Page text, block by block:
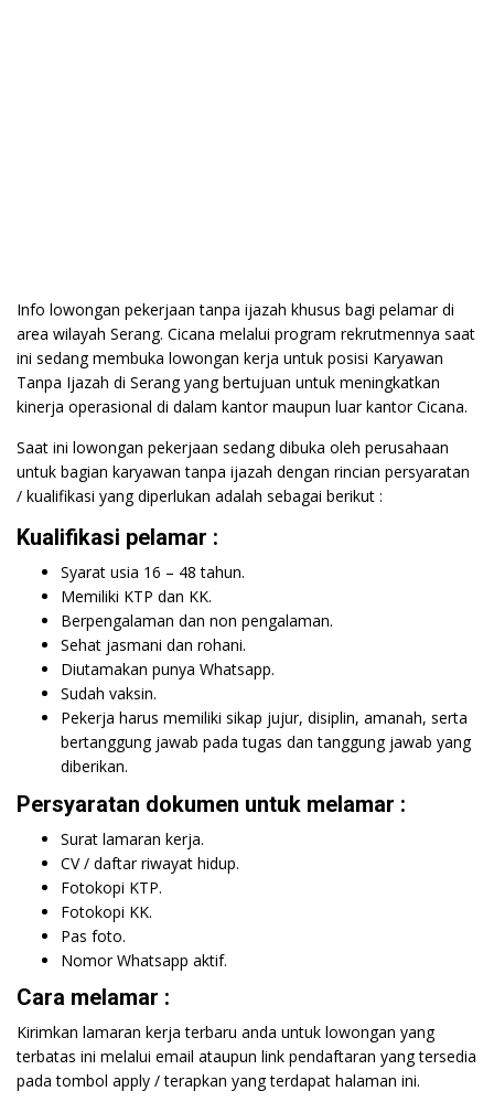
Info lowongan pekerjaan tanpa ijazah khusus bagi pelamar di
area wilayah Serang. Cicana melalui program rekrutmennya saat
ini sedang membuka lowongan kerja untuk posisi Karyawan
Tanpa Ijazah di Serang yang bertujuan untuk meningkatkan
kinerja operasional di dalam kantor maupun luar kantor Cicana.
Saat ini lowongan pekerjaan sedang dibuka oleh perusahaan
untuk bagian karyawan tanpa ijazah dengan rincian persyaratan
/ kualifikasi yang diperlukan adalah sebagai berikut :
Kualifikasi pelamar :
Syarat usia 16 – 48 tahun.
Memiliki KTP dan KK.
Berpengalaman dan non pengalaman.
Sehat jasmani dan rohani.
Diutamakan punya Whatsapp.
Sudah vaksin.
Pekerja harus memiliki sikap jujur, disiplin, amanah, serta
bertanggung jawab pada tugas dan tanggung jawab yang
diberikan.
Persyaratan dokumen untuk melamar :
Surat lamaran kerja.
CV / daftar riwayat hidup.
Fotokopi KTP.
Fotokopi KK.
Pas foto.
Nomor Whatsapp aktif.
Cara melamar :
Kirimkan lamaran kerja terbaru anda untuk lowongan yang
terbatas ini melalui email ataupun link pendaftaran yang tersedia
pada tombol apply / terapkan yang terdapat halaman ini.